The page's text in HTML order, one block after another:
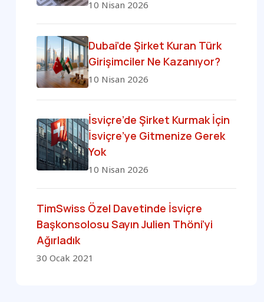
10 Nisan 2026
Dubai’de Şirket Kuran Türk
Girişimciler Ne Kazanıyor?
10 Nisan 2026
İsviçre’de Şirket Kurmak İçin
İsviçre’ye Gitmenize Gerek
Yok
10 Nisan 2026
TimSwiss Özel Davetinde İsviçre
Başkonsolosu Sayın Julien Thöni’yi
Ağırladık
30 Ocak 2021